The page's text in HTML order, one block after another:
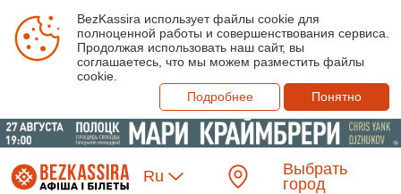
BezKassira использует файлы cookie для
полноценной работы и совершенствования сервиса.
Продолжая использовать наш сайт, вы
соглашаетесь, что мы можем разместить файлы
cookie.
Подробнее
Понятно
Ru
Выбрать
город